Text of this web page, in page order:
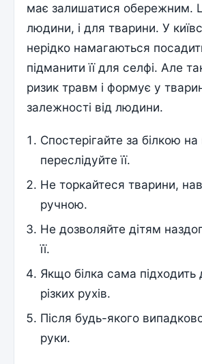
має залишатися обережним.
людини, і для тварини. У
нерідко намагаються
підманити її для селфі. Але
ризик травм і формує у
залежності від людини.
Спостерігайте за білкою на
переслідуйте її.
Не торкайтеся тварини,
ручною.
Не дозволяйте дітям
її.
Якщо білка сама підходить
різких рухів.
Після будь-якого
руки.